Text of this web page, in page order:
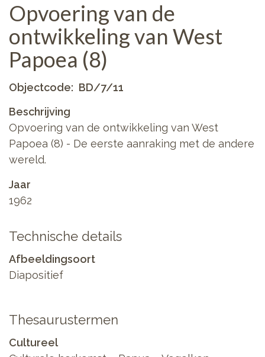
Opvoering van de
ontwikkeling van West
Papoea (8)
Objectcode
BD/7/11
Beschrijving
Opvoering van de ontwikkeling van West
Papoea (8) - De eerste aanraking met de andere
wereld.
Jaar
1962
Technische details
Afbeeldingsoort
Diapositief
Thesaurustermen
Cultureel